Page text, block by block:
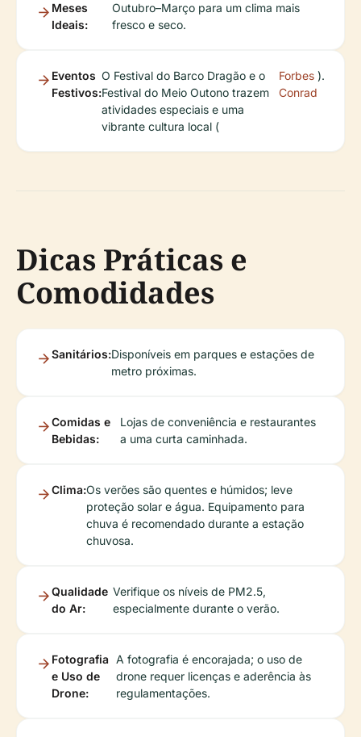
Meses
Ideais:
Outubro–Março para um clima mais
fresco e seco.
Eventos
Festivos:
O Festival do Barco Dragão e o
Festival do Meio Outono trazem
atividades especiais e uma
vibrante cultura local (
Forbes
Conrad
).
Dicas Práticas e
Comodidades
Sanitários:Disponíveis em parques e estações de
metro próximas.
Comidas e
Bebidas:
Lojas de conveniência e restaurantes
a uma curta caminhada.
Clima:Os verões são quentes e húmidos; leve
proteção solar e água. Equipamento para
chuva é recomendado durante a estação
chuvosa.
Qualidade
do Ar:
Verifique os níveis de PM2.5,
especialmente durante o verão.
Fotografia
e Uso de
Drone:
A fotografia é encorajada; o uso de
drone requer licenças e aderência às
regulamentações.